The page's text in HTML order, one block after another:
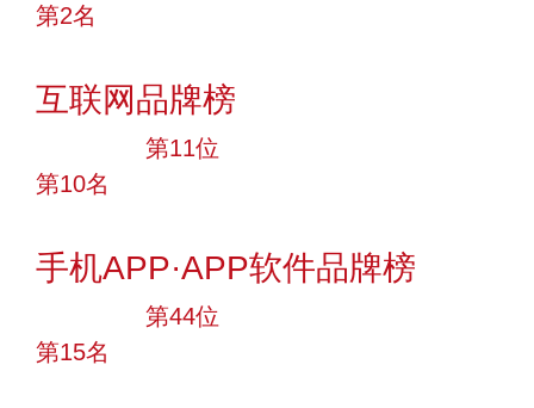
第2名
互联网品牌榜
第11位
第10名
手机APP·APP软件品牌榜
第44位
第15名